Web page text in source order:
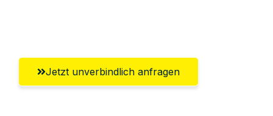
Jetzt unverbindlich anfragen